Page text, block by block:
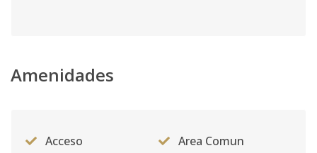
Amenidades
Acceso
Area Comun